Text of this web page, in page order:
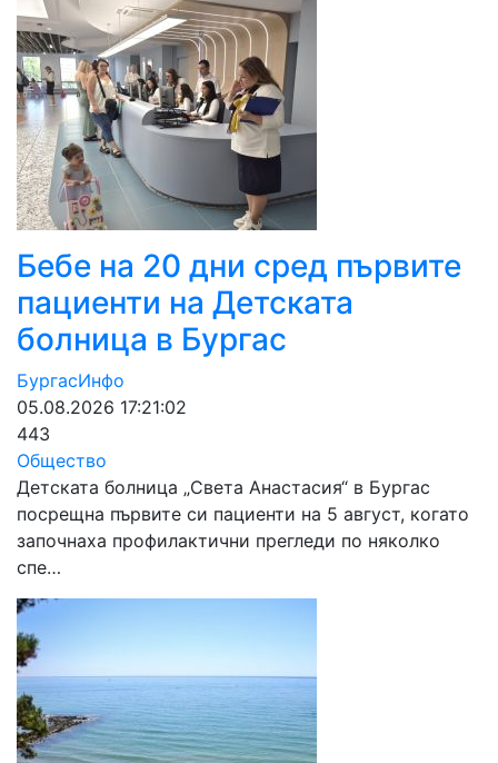
Бебе на 20 дни сред първите
пациенти на Детската
болница в Бургас
БургасИнфо
05.08.2026 17:21:02
443
Общество
Детската болница „Света Анастасия“ в Бургас
посрещна първите си пациенти на 5 август, когато
започнаха профилактични прегледи по няколко
спе…